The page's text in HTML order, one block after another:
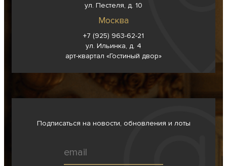
ул. Пестеля, д. 10
Москва
+7 (925) 963-62-21
ул. Ильинка, д. 4
арт-квартал «Гостиный двор»
Подписаться на новости, обновления и лоты